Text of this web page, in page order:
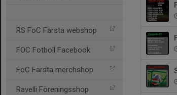
RS FoC Farsta webshop
FOC Fotboll Facebook
FoC Farsta merchshop
Ravelli Föreningsshop